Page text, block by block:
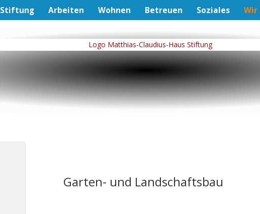
Stiftung Arbeiten Wohnen Betreuen Soziales Wir
Garten- und Landschaftsbau